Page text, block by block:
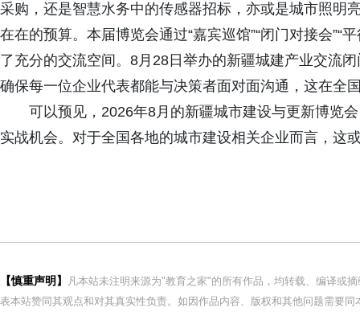
采购，还是智慧水务中的传感器招标，亦或是城市照明
在在的预算。本届博览会通过“嘉宾巡馆”“闭门对接会”“
了充分的交流空间。8月28日举办的新疆城建产业交流
确保每一位企业代表都能与决策者面对面沟通，这在全
可以预见，2026年8月的新疆城市建设与更新博览会
实战机会。对于全国各地的城市建设相关企业而言，这
【慎重声明】
凡本站未注明来源为"教育之家"的所有作品，均转载、编译或
表本站赞同其观点和对其真实性负责。如因作品内容、版权和其他问题需要